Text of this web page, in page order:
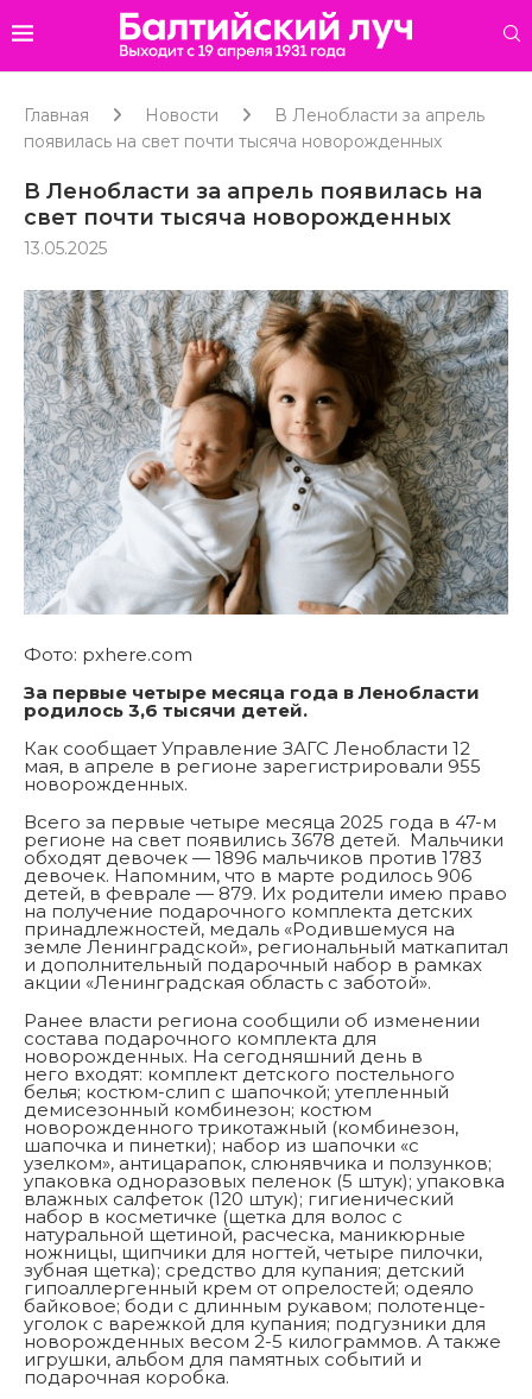
Главная Новости
В Ленобласти за апрель
появилась на свет почти тысяча новорожденных
В Ленобласти за апрель появилась на
свет почти тысяча новорожденных
13.05.2025
Фото: pxhere.com
За первые четыре месяца года в Ленобласти
родилось 3,6 тысячи детей.
Как сообщает Управление ЗАГС Ленобласти 12
мая, в апреле в регионе зарегистрировали 955
новорожденных.
Всего за первые четыре месяца 2025 года в 47-м
регионе на свет появились 3678 детей. Мальчики
обходят девочек — 1896 мальчиков против 1783
девочек. Напомним, что в марте родилось 906
детей, в феврале — 879. Их родители имею право
на получение подарочного комплекта детских
принадлежностей, медаль «Родившемуся на
земле Ленинградской», региональный маткапитал
и дополнительный подарочный набор в рамках
акции «Ленинградская область с заботой».
Ранее власти региона сообщили об изменении
состава подарочного комплекта для
новорожденных. На сегодняшний день в
него входят: комплект детского постельного
белья; костюм-слип с шапочкой; утепленный
демисезонный комбинезон; костюм
новорожденного трикотажный (комбинезон,
шапочка и пинетки); набор из шапочки «с
узелком», антицарапок, слюнявчика и ползунков;
упаковка одноразовых пеленок (5 штук); упаковка
влажных салфеток (120 штук); гигиенический
набор в косметичке (щетка для волос с
натуральной щетиной, расческа, маникюрные
ножницы, щипчики для ногтей, четыре пилочки,
зубная щетка); средство для купания; детский
гипоаллергенный крем от опрелостей; одеяло
байковое; боди с длинным рукавом; полотенце-
уголок с варежкой для купания; подгузники для
новорожденных весом 2-5 килограммов. А также
игрушки, альбом для памятных событий и
подарочная коробка.